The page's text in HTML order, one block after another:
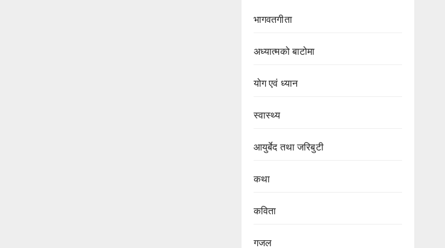
भागवतगीता
अध्यात्मको बाटोमा
योग एवं ध्यान
स्वास्थ्य
आयुर्बेद तथा जरिबुटी
कथा
कविता
गजल